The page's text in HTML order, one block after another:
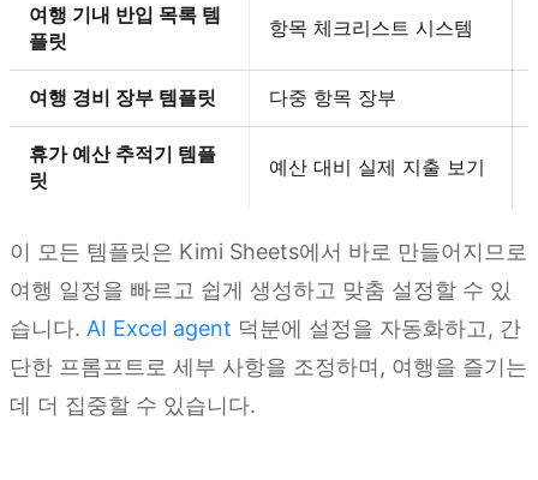
여행 기내 반입 목록 템
플릿
항목 체크리스트 시스템
여행 경비 장부 템플릿 다중 항목 장부
휴가 예산 추적기 템플
릿
예산 대비 실제 지출 보기
이 모든 템플릿은 Kimi Sheets에서 바로 만들어지므로
여행 일정을 빠르고 쉽게 생성하고 맞춤 설정할 수 있
습니다. AI Excel agent 덕분에 설정을 자동화하고, 간
단한 프롬프트로 세부 사항을 조정하며, 여행을 즐기는
데 더 집중할 수 있습니다.